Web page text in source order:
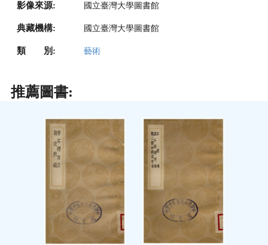
影像來源: 國立臺灣大學圖書館
典藏機構: 國立臺灣大學圖書館
類 別: 藝術
推薦圖書: